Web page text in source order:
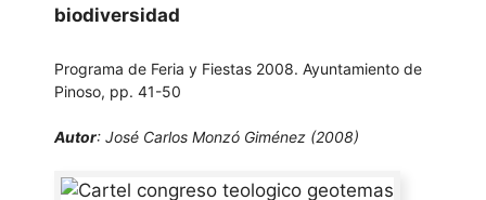
biodiversidad
Programa de Feria y Fiestas 2008. Ayuntamiento de
Pinoso, pp. 41-50
Autor: José Carlos Monzó Giménez (2008)